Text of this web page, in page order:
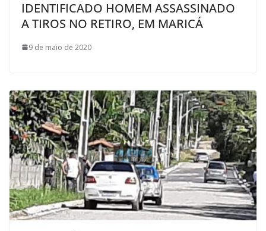
IDENTIFICADO HOMEM ASSASSINADO
A TIROS NO RETIRO, EM MARICÁ
9 de maio de 2020